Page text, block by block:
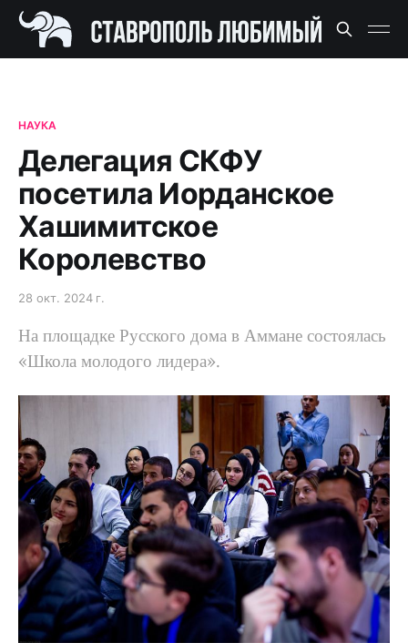
НАУКА
Делегация СКФУ
посетила Иорданское
Хашимитское
Королевство
28 окт. 2024 г.
На площадке Русского дома в Аммане состоялась
«Школа молодого лидера».